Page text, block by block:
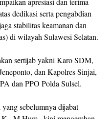
dedikasi serta pengabdian
stabilitas keamanan dan
di wilayah Sulawesi Selatan.
sertijab yakni Karo SDM,
dan Kapolres Sinjai,
dan PPO Polda Sulsel.
sebelumnya dijabat